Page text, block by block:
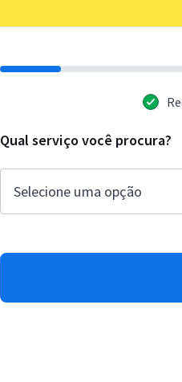
Qual serviço você procura?